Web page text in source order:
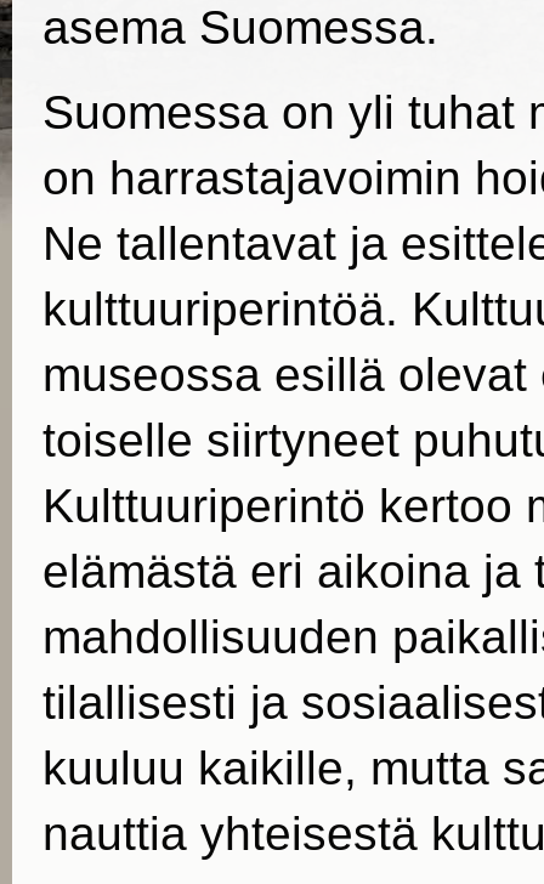
asema Suomessa.
Suomessa on yli tuhat
on harrastajavoimin
Ne tallentavat ja
kulttuuriperintöä.
museossa esillä
toiselle siirtyneet
Kulttuuriperintö kertoo
elämästä eri aikoina ja
mahdollisuuden
tilallisesti ja
kuuluu kaikille, mutta
nauttia yhteisestä